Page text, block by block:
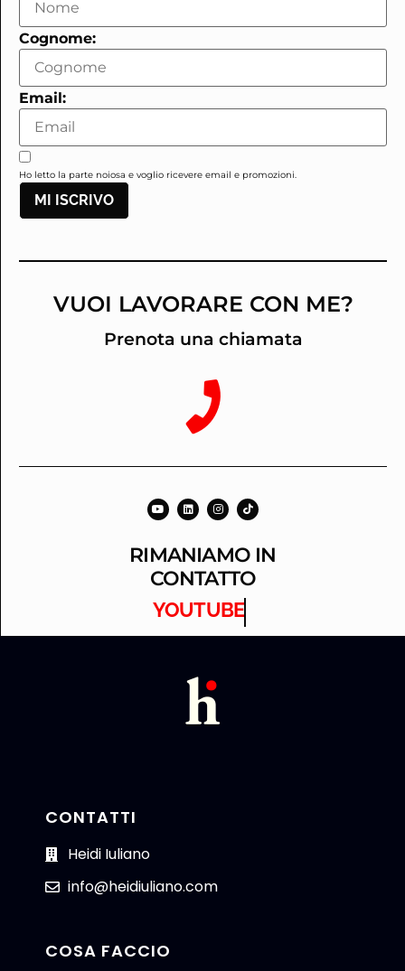
Cognome:
Email:
Ho letto la parte noiosa e voglio ricevere email e promozioni.
MI ISCRIVO
VUOI LAVORARE CON ME?
Prenota una chiamata
RIMANIAMO IN
CONTATTO
LINKEDIN
CONTATTI
Heidi Iuliano
info@heidiuliano.com
COSA FACCIO